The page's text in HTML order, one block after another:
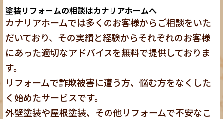
塗装リフォームの相談はカナリアホームへ
カナリアホームでは多くのお客様からご相談をいた
だいており、その実績と経験からそれぞれのお客様
にあった適切なアドバイスを無料で提供しておりま
す。
リフォームで詐欺被害に遭う方、悩む方をなくした
く始めたサービスです。
外壁塗装や屋根塗装、その他リフォームで不安なこ